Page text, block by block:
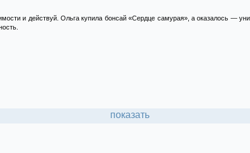
и действуй. Ольга купила бонсай «Сердце самурая», а оказалось —
показать